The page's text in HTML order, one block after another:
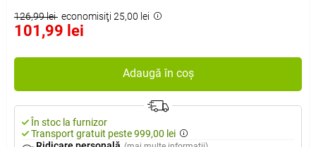
126,99 lei economisiţi 25,00 lei
101,99 lei
Adaugă în coș
În stoc la furnizor
Transport gratuit peste 999,00 lei